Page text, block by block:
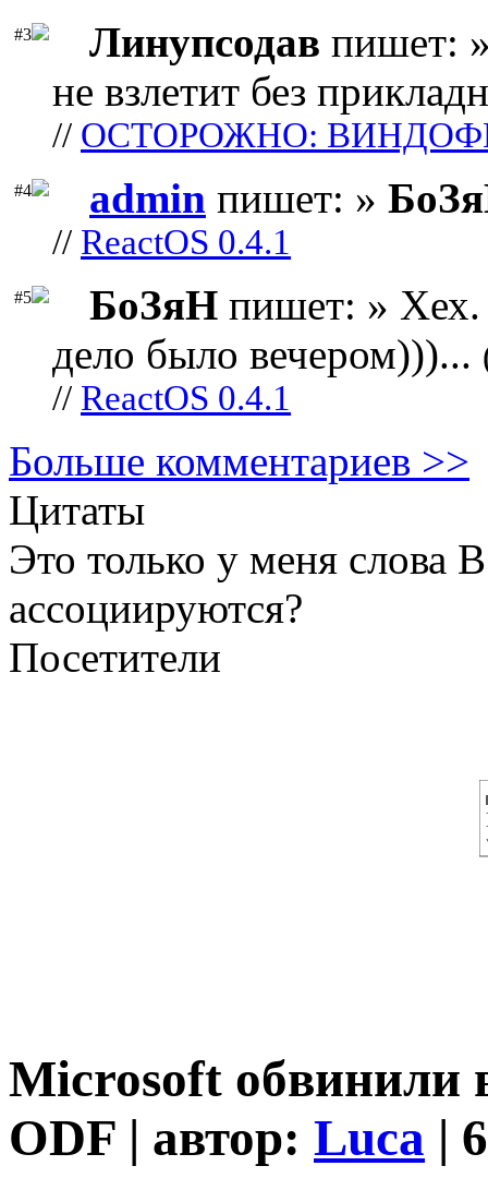
#3 Линупсодав пишет:
не взлетит без
// ОСТОРОЖНО:
#4 admin пишет: »
// ReactOS 0.4.1
#5 БоЗяН пишет: » Хех.
дело было вечером)))...
// ReactOS 0.4.1
Больше комментариев >>
Цитаты
Это только у меня слова
ассоциируются?
Посетители
Microsoft обвинили
ODF | автор: Luca |